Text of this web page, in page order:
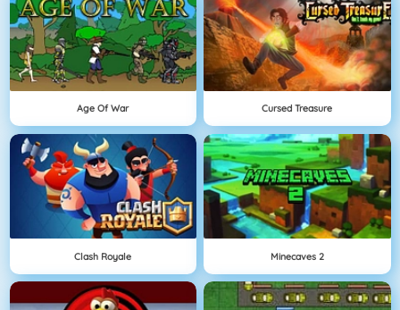
Age Of War Cursed Treasure
Clash Royale Minecaves 2